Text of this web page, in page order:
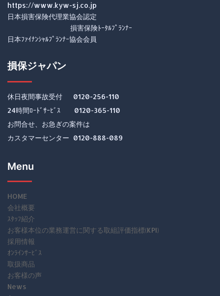
https://www.kyw-sj.co.jp
日本損害保険代理業協会認定
損害保険ﾄｰﾀﾙﾌﾟﾗﾝﾅｰ
日本ﾌｧｲﾅﾝｼｬﾙﾌﾟﾗﾝﾅｰ協会会員
損保ジャパン
休日夜間事故受付 0120-256-110
24時間ﾛｰﾄﾞｻｰﾋﾞｽ 0120-365-110
お問合せ、お急ぎの案件は
カスタマーセンター 0120-888-089
Menu
HOME
会社概要
ｽﾀｯﾌ紹介
お客様本位の業務運営に関する取組評価指標(KPI)
採用情報
ｵﾝﾗｲﾝｻｰﾋﾞｽ
取扱商品
お客様の声
News